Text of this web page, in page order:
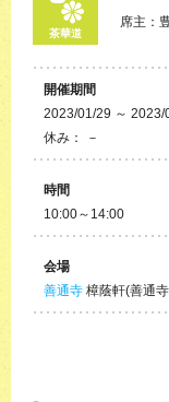
茶華道
席主：
開催期間
2023/01/29 ～ 2023/
休み： －
時間
10:00～14:00
会場
善通寺 樟蔭軒(善通